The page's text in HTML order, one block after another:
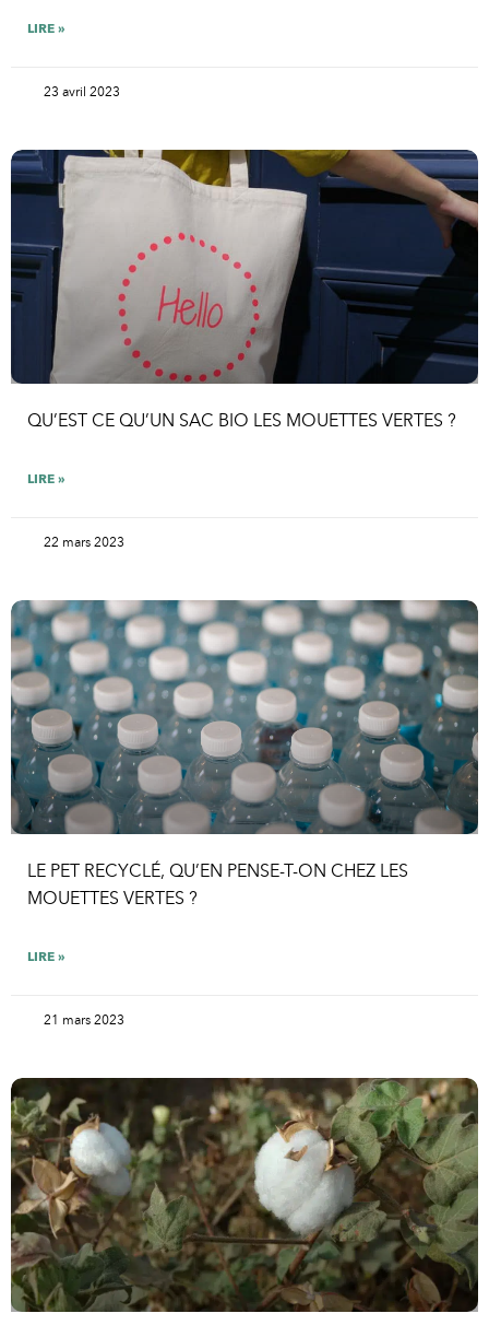
LIRE »
23 avril 2023
QU’EST CE QU’UN SAC BIO LES MOUETTES VERTES ?
LIRE »
22 mars 2023
LE PET RECYCLÉ, QU’EN PENSE-T-ON CHEZ LES
MOUETTES VERTES ?
LIRE »
21 mars 2023